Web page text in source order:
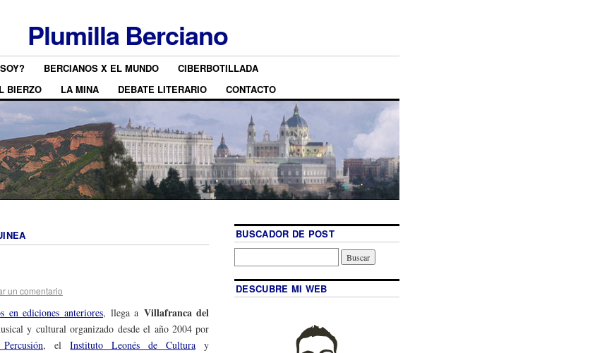
Plumilla Berciano
BERCIANOS X EL MUNDO
CIBERBOTILLADA
BIERZO
LA MINA DEBATE LITERARIO CONTACTO
un comentario
en ediciones anteriores, llega a Villafranca del
y cultural organizado desde el año 2004 por
, elInstituto Leonés de Culturay
BUSCADOR DE POST
DESCUBRE MI WEB